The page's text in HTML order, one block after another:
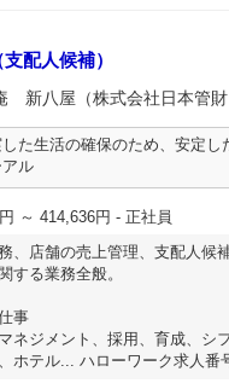
配人候補）
新八屋（株式会社日本管財
た生活の確保のため、安定
ル
～ 414,636円 - 正社員
、店舗の売上管理、支配人候
する業務全般。
事
ネジメント、採用、育成、シ
ホテル... ハローワーク求人番